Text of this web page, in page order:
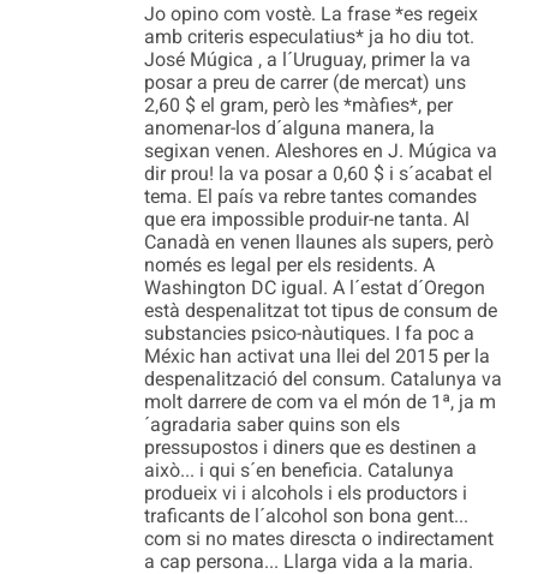
Jo opino com vostè. La frase *es regeix
amb criteris especulatius* ja ho diu tot.
José Múgica , a l´Uruguay, primer la va
posar a preu de carrer (de mercat) uns
2,60 $ el gram, però les *màfies*, per
anomenar-los d´alguna manera, la
segixan venen. Aleshores en J. Múgica va
dir prou! la va posar a 0,60 $ i s´acabat el
tema. El país va rebre tantes comandes
que era impossible produir-ne tanta. Al
Canadà en venen llaunes als supers, però
només es legal per els residents. A
Washington DC igual. A l´estat d´Oregon
està despenalitzat tot tipus de consum de
substancies psico-nàutiques. I fa poc a
Méxic han activat una llei del 2015 per la
despenalització del consum. Catalunya va
molt darrere de com va el món de 1ª, ja m
´agradaria saber quins son els
pressupostos i diners que es destinen a
això... i qui s´en beneficia. Catalunya
produeix vi i alcohols i els productors i
traficants de l´alcohol son bona gent...
com si no mates direscta o indirectament
a cap persona... Llarga vida a la maria.